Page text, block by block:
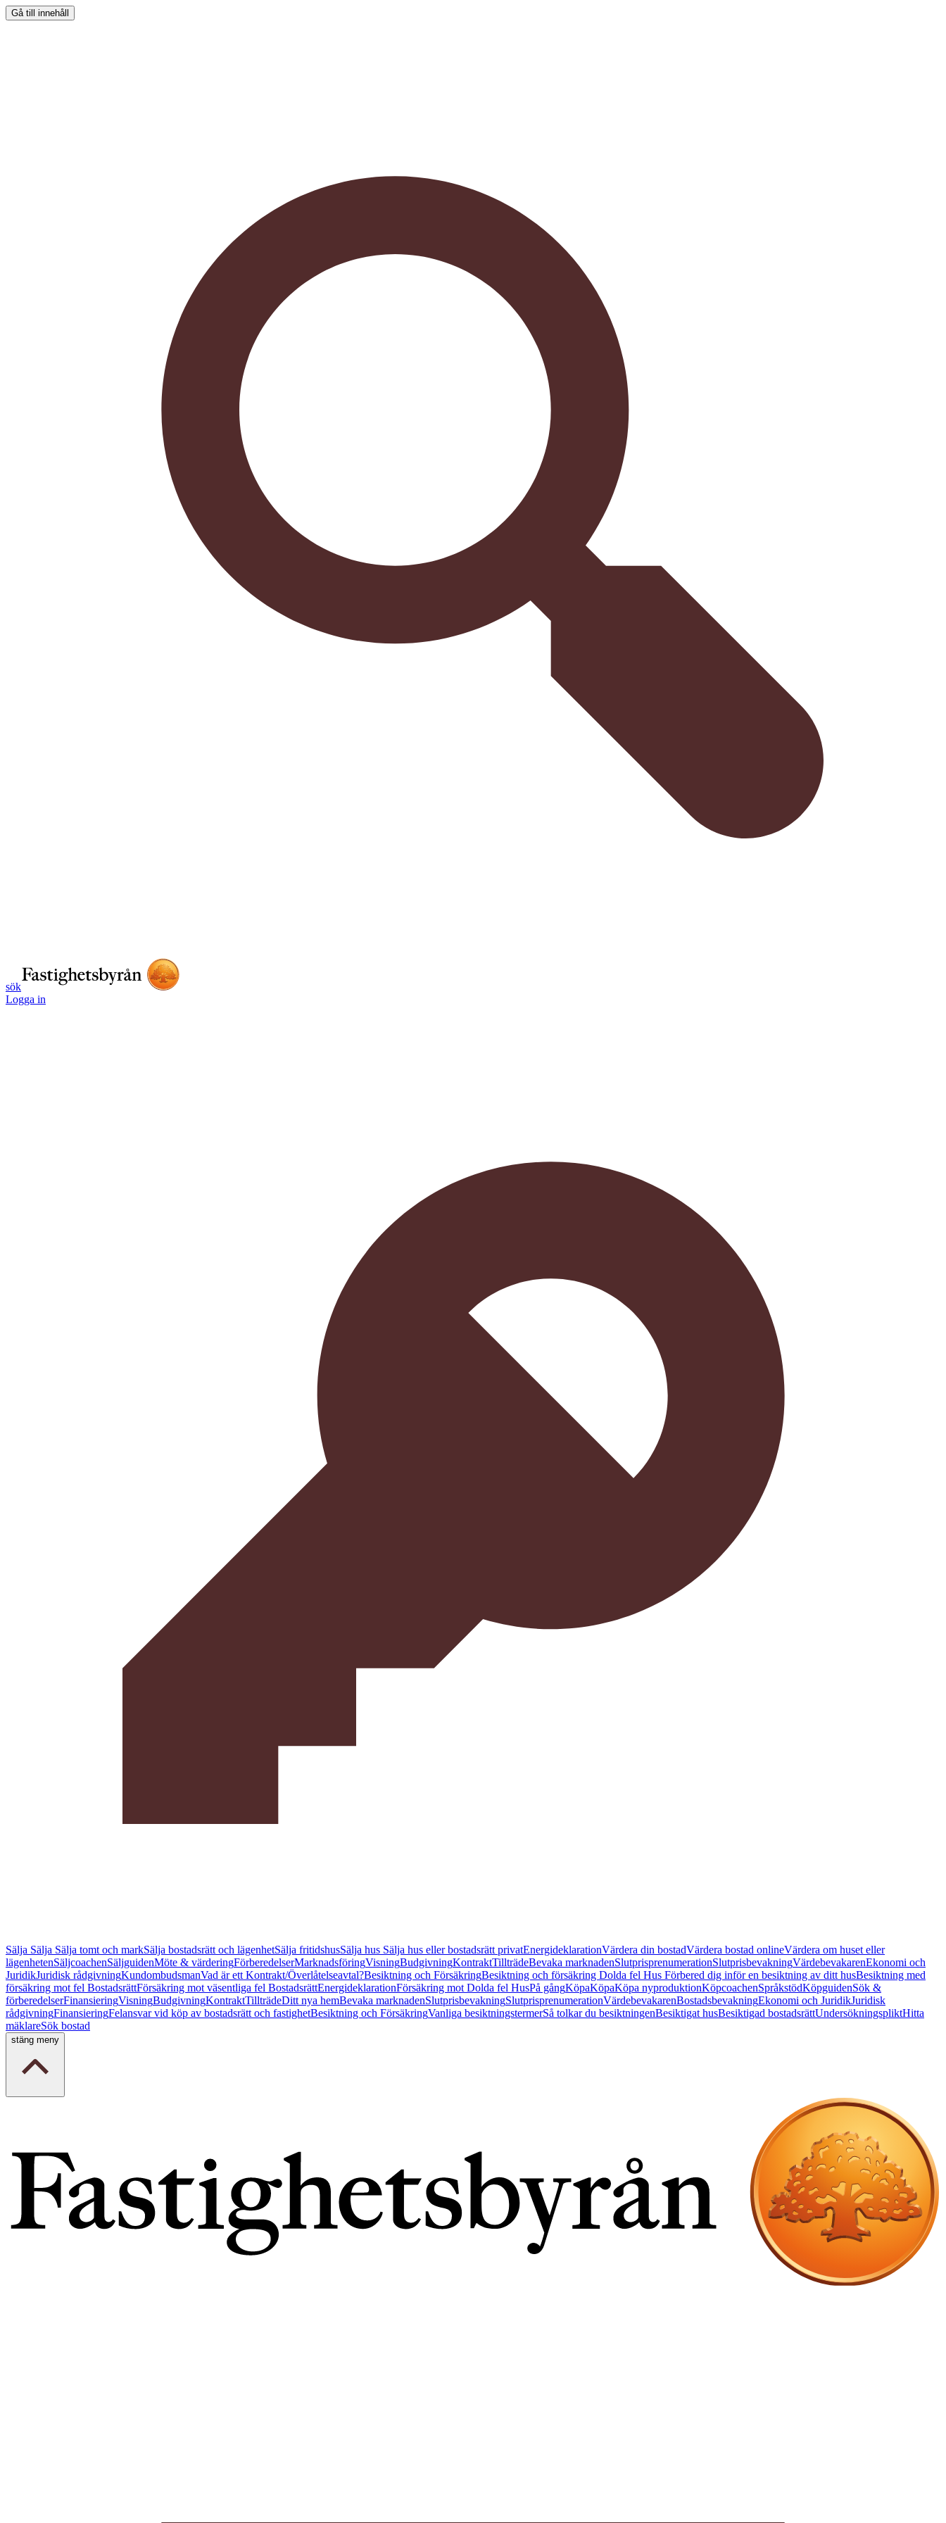
Gå till innehåll
sök
Logga in
Sälja Sälja Sälja tomt och markSälja bostadsrätt och lägenhetSälja fritidshusSälja hus Sälja hus eller bostadsrätt privatEnergideklarationVärdera din bostadVärdera bostad onlineVärdera om huset eller
lägenhetenSäljcoachenSäljguidenMöte & värderingFörberedelserMarknadsföringVisningBudgivningKontraktTillträdeBevaka marknadenSlutprisprenumerationSlutprisbevakningVärdebevakarenEkonomi och
JuridikJuridisk rådgivningKundombudsmanVad är ett Kontrakt/Överlåtelseavtal?Besiktning och FörsäkringBesiktning och försäkring Dolda fel Hus Förbered dig inför en besiktning av ditt husBesiktning med
försäkring mot fel BostadsrättFörsäkring mot väsentliga fel BostadsrättEnergideklarationFörsäkring mot Dolda fel HusPå gångKöpaKöpaKöpa nyproduktionKöpcoachenSpråkstödKöpguidenSök &
förberedelserFinansieringVisningBudgivningKontraktTillträdeDitt nya hemBevaka marknadenSlutprisbevakningSlutprisprenumerationVärdebevakarenBostadsbevakningEkonomi och JuridikJuridisk
rådgivningFinansieringFelansvar vid köp av bostadsrätt och fastighetBesiktning och FörsäkringVanliga besiktningstermerSå tolkar du besiktningenBesiktigat husBesiktigad bostadsrättUndersökningspliktHitta
mäklareSök bostad
stäng meny